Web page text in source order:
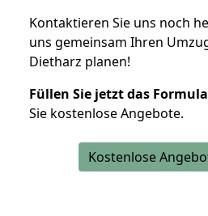
Kontaktieren Sie uns noch
uns gemeinsam Ihren
Dietharz planen!
Füllen Sie jetzt das
Sie kostenlose Angebote.
Kostenlose